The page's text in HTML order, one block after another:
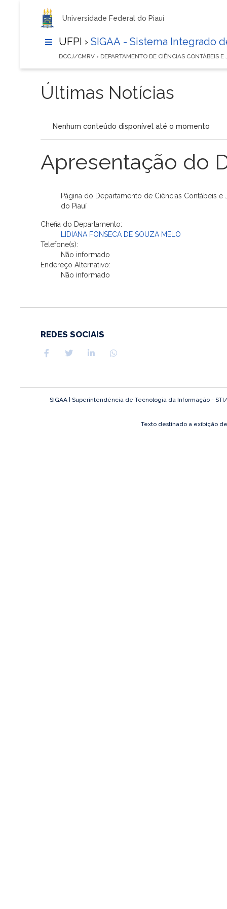
Universidade Federal do Piauí
UFPI › SIGAA - Sistema Integrado
DCCJ/CMRV › DEPARTAMENTO DE CIÊNCIAS CONTÁBEIS
Últimas Notícias
Nenhum conteúdo disponível até o momento
Apresentação do
Página do Departamento de Ciências Contábeis
do Piauí
Chefia do Departamento:
LIDIANA FONSECA DE SOUZA MELO
Telefone(s):
Não informado
Endereço Alternativo:
Não informado
REDES SOCIAIS
SIGAA | Superintendência de Tecnologia da Informação -
Texto destinado a exibição